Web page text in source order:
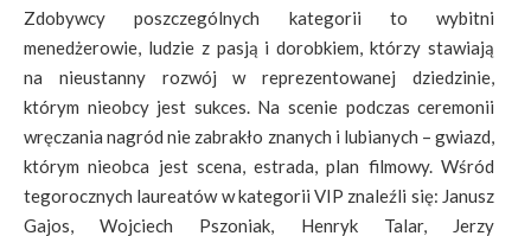
Zdobywcy poszczególnych kategorii to wybitni
menedżerowie, ludzie z pasją i dorobkiem, którzy stawiają
na nieustanny rozwój w reprezentowanej dziedzinie,
którym nieobcy jest sukces. Na scenie podczas ceremonii
wręczania nagród nie zabrakło znanych i lubianych – gwiazd,
którym nieobca jest scena, estrada, plan filmowy. Wśród
tegorocznych laureatów w kategorii VIP znaleźli się: Janusz
Gajos, Wojciech Pszoniak, Henryk Talar, Jerzy